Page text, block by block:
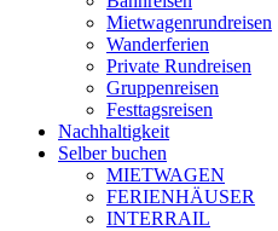
Mietwagenrundreisen
Wanderferien
Private Rundreisen
Gruppenreisen
Festtagsreisen
Nachhaltigkeit
Selber buchen
MIETWAGEN
FERIENHÄUSER
INTERRAIL